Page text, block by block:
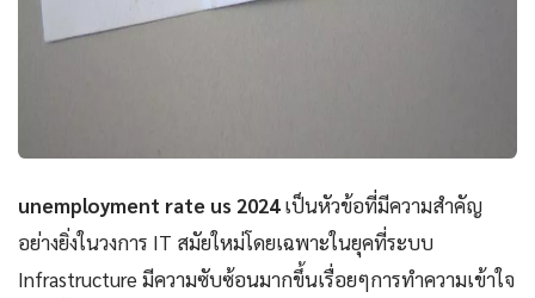
unemployment rate us 2024เป็นหัวข้อที่มีความสำคัญ
อย่างยิ่งในวงการ IT สมัยใหม่โดยเฉพาะในยุคที่ระบบ
Infrastructure มีความซับซ้อนมากขึ้นเรื่อยๆการทำความเข้าใจ